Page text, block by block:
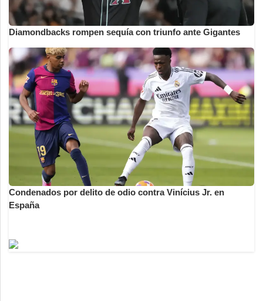
Diamondbacks rompen sequía con triunfo ante Gigantes
Condenados por delito de odio contra Vinícius Jr. en
España